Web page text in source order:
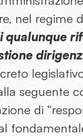
nel regime
qualunque
seguente
di